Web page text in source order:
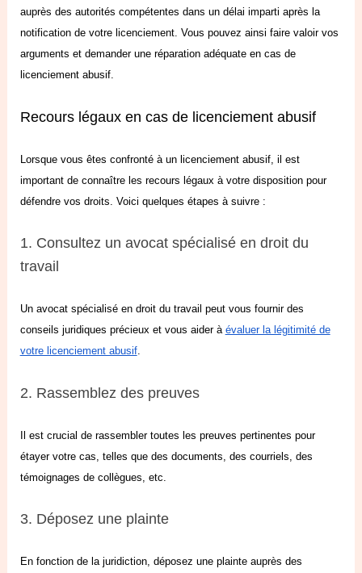
auprès des autorités compétentes dans un délai imparti après la
notification de votre licenciement. Vous pouvez ainsi faire valoir vos
arguments et demander une réparation adéquate en cas de
licenciement abusif.
Recours légaux en cas de licenciement abusif
Lorsque vous êtes confronté à un licenciement abusif, il est
important de connaître les recours légaux à votre disposition pour
défendre vos droits. Voici quelques étapes à suivre :
1. Consultez un avocat spécialisé en droit du
travail
Un avocat spécialisé en droit du travail peut vous fournir des
conseils juridiques précieux et vous aider à évaluer la légitimité de
votre licenciement abusif.
2. Rassemblez des preuves
Il est crucial de rassembler toutes les preuves pertinentes pour
étayer votre cas, telles que des documents, des courriels, des
témoignages de collègues, etc.
3. Déposez une plainte
En fonction de la juridiction, déposez une plainte auprès des